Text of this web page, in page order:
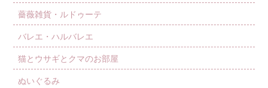
薔薇雑貨・ルドゥーテ
バレエ・ハルバレエ
猫とウサギとクマのお部屋
ぬいぐるみ